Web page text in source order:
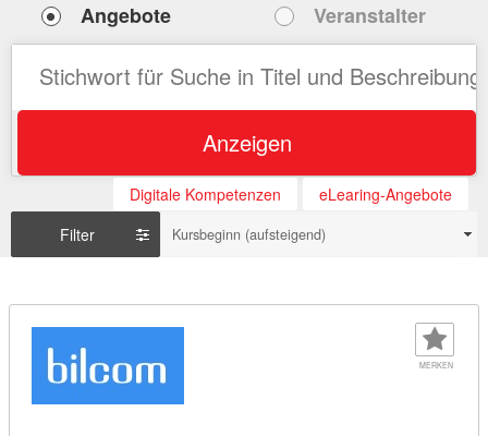
Angebote Veranstalter
Anzeigen
Digitale Kompetenzen
eLearing-Angebote
Filter
Kursbeginn (aufsteigend)
MERKEN